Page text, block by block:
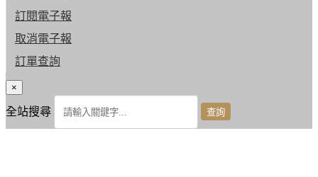
訂閱電子報
取消電子報
訂單查詢
×
全站搜尋